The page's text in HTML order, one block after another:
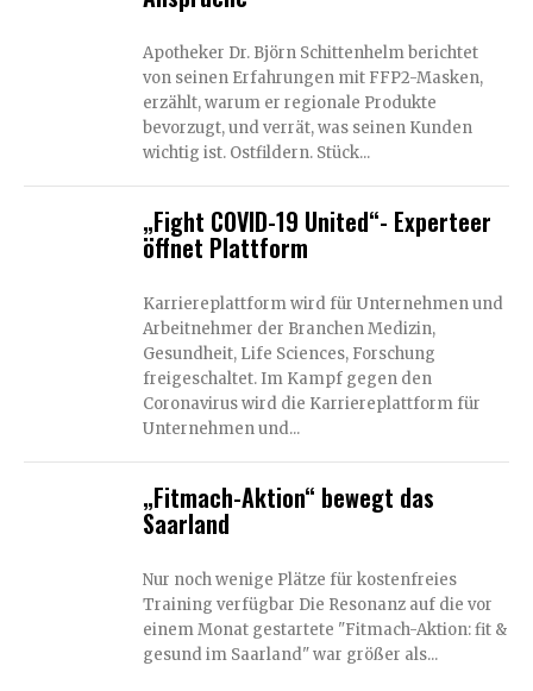
Apotheker Dr. Björn Schittenhelm berichtet
von seinen Erfahrungen mit FFP2-Masken,
erzählt, warum er regionale Produkte
bevorzugt, und verrät, was seinen Kunden
wichtig ist. Ostfildern. Stück...
„Fight COVID-19 United“- Experteer
öffnet Plattform
Karriereplattform wird für Unternehmen und
Arbeitnehmer der Branchen Medizin,
Gesundheit, Life Sciences, Forschung
freigeschaltet. Im Kampf gegen den
Coronavirus wird die Karriereplattform für
Unternehmen und...
„Fitmach-Aktion“ bewegt das
Saarland
Nur noch wenige Plätze für kostenfreies
Training verfügbar Die Resonanz auf die vor
einem Monat gestartete "Fitmach-Aktion: fit &
gesund im Saarland" war größer als...